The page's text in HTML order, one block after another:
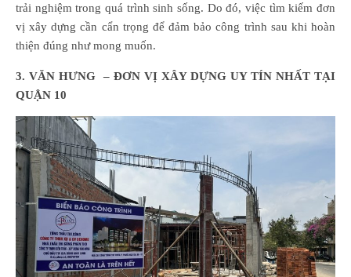
trải nghiệm trong quá trình sinh sống. Do đó, việc tìm kiếm đơn
vị xây dựng cần cẩn trọng để đảm bảo công trình sau khi hoàn
thiện đúng như mong muốn.
3. VĂN HƯNG – ĐƠN VỊ XÂY DỰNG UY TÍN NHẤT TẠI
QUẬN 10